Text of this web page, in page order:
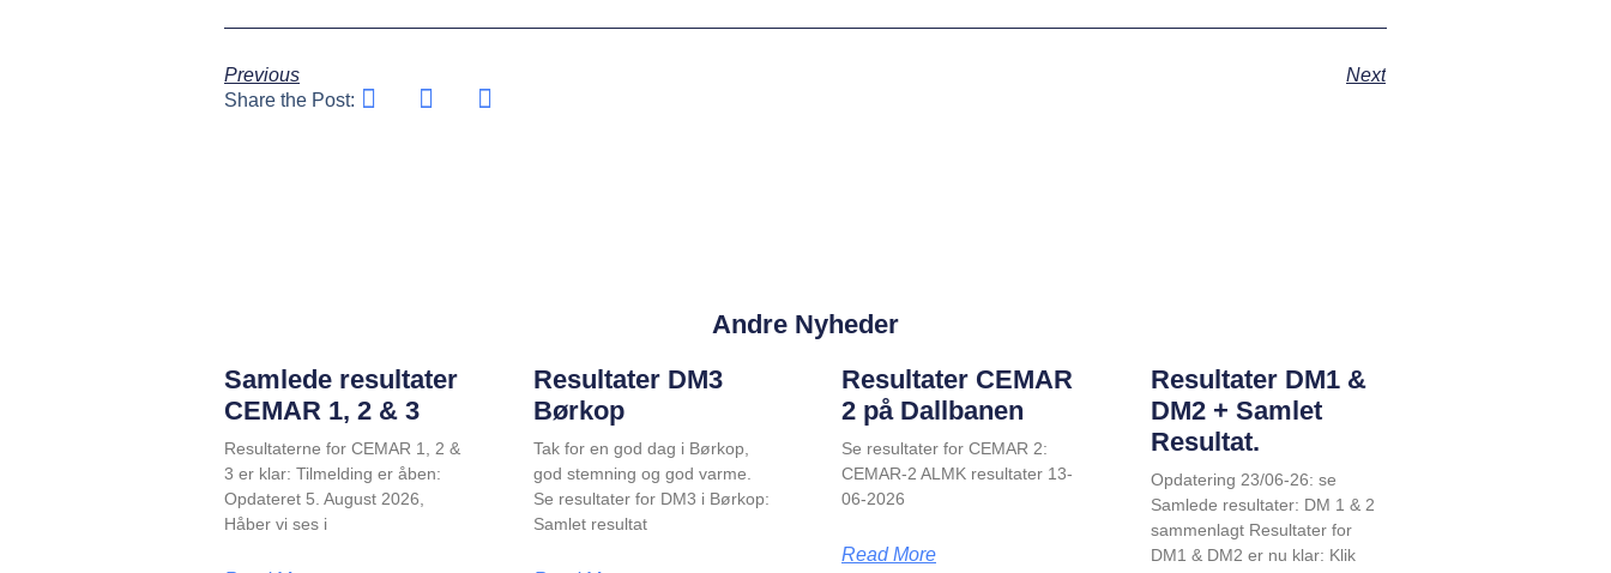
Previous
Next
Share the Post:
Andre Nyheder
Samlede resultater
CEMAR 1, 2 & 3
Resultaterne for CEMAR 1, 2 &
3 er klar: Tilmelding er åben:
Opdateret 5. August 2026,
Håber vi ses i
Resultater DM3
Børkop
Tak for en god dag i Børkop,
god stemning og god varme.
Se resultater for DM3 i Børkop:
Samlet resultat
Resultater CEMAR
2 på Dallbanen
Se resultater for CEMAR 2:
CEMAR-2 ALMK resultater 13-
06-2026
Read More
Resultater DM1 &
DM2 + Samlet
Resultat.
Opdatering 23/06-26: se
Samlede resultater: DM 1 & 2
sammenlagt Resultater for
DM1 & DM2 er nu klar: Klik